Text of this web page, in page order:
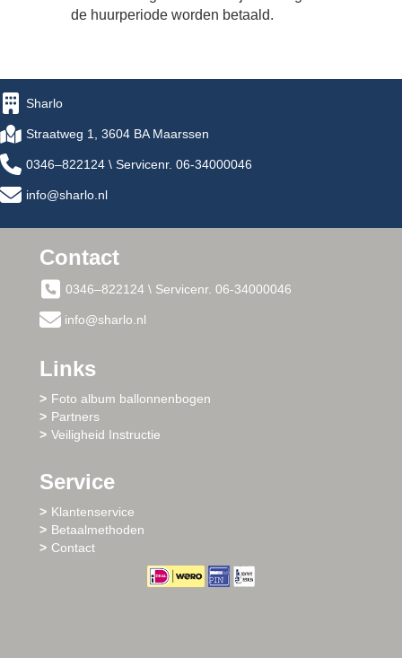
de huurperiode worden betaald.
Sharlo
Straatweg 1, 3604 BA Maarssen
0346–822124 \ Servicenr. 06-34000046
info@sharlo.nl
Contact
0346–822124 \ Servicenr. 06-34000046
info@sharlo.nl
Links
Foto album ballonnenbogen
Partners
Veiligheid Instructie
Service
Klantenservice
Betaalmethoden
Contact